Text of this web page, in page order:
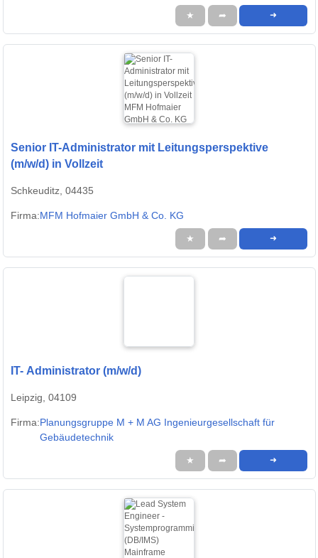
★ ➦ ➜
Senior IT-Administrator mit Leitungsperspektive
(m/w/d) in Vollzeit
Schkeuditz, 04435
Firma:MFM Hofmaier GmbH & Co. KG
★ ➦ ➜
IT- Administrator (m/w/d)
Leipzig, 04109
Firma:Planungsgruppe M + M AG Ingenieurgesellschaft für
Gebäudetechnik
★ ➦ ➜